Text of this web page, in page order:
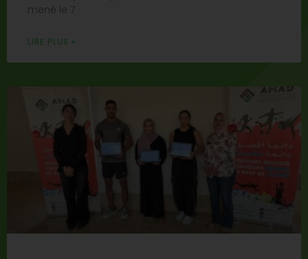
mené le 7
LIRE PLUS »